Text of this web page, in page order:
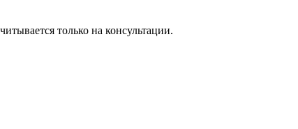
только на консультации.